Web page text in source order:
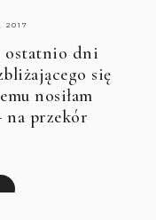
2017
ostatnio dni
się
nosiłam
na przekór